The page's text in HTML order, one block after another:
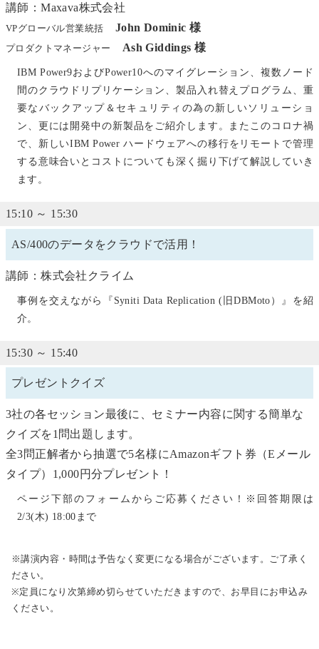
講師：Maxava株式会社
VPグローバル営業統括 John Dominic 様
プロダクトマネージャー Ash Giddings 様
IBM Power9およびPower10へのマイグレーション、複数ノード
間のクラウドリプリケーション、製品入れ替えプログラム、重
要なバックアップ＆セキュリティの為の新しいソリューショ
ン、更には開発中の新製品をご紹介します。またこのコロナ禍
で、新しいIBM Power ハードウェアへの移行をリモートで管理
する意味合いとコストについても深く掘り下げて解説していき
ます。
15:10 ～ 15:30
AS/400のデータをクラウドで活用！
講師：株式会社クライム
事例を交えながら『Syniti Data Replication (旧DBMoto）』を紹
介。
15:30 ～ 15:40
プレゼントクイズ
3社の各セッション最後に、セミナー内容に関する簡単な
クイズを1問出題します。
全3問正解者から抽選で5名様にAmazonギフト券（Eメール
タイプ）1,000円分プレゼント！
ページ下部のフォームからご応募ください！※回答期限は
2/3(木) 18:00まで
※講演内容・時間は予告なく変更になる場合がございます。ご了承く
ださい。
※定員になり次第締め切らせていただきますので、お早目にお申込み
ください。